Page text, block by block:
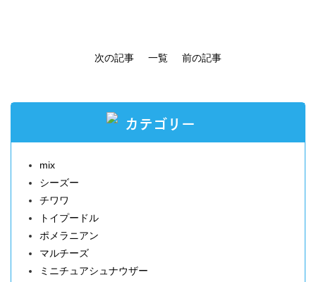
次の記事 一覧 前の記事
カテゴリー
mix
シーズー
チワワ
トイプードル
ポメラニアン
マルチーズ
ミニチュアシュナウザー